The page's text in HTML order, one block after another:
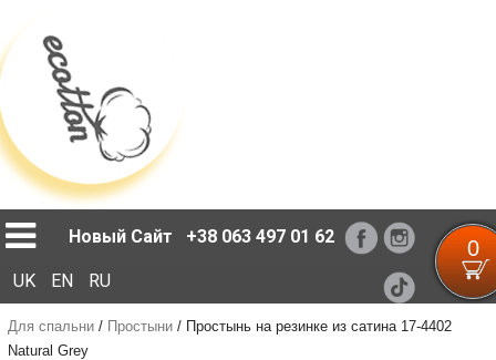
Новый Сайт +38 063 497 01 62 0
UK EN RU
Для спальни/ Простыни/ Простынь на резинке из сатина 17-4402
Natural Grey